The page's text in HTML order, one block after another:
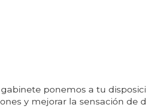
ponemos a tu
y mejorar la sensación de